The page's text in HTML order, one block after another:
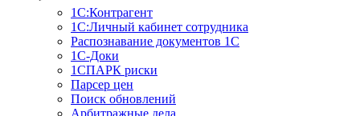
1C:Контрагент
1С:Личный кабинет сотрудника
Распознавание документов 1С
1С-Доки
1CПАРК риски
Парсер цен
Поиск обновлений
Арбитражные дела